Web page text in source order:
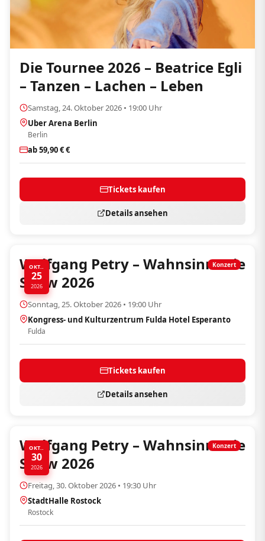
Die Tournee 2026 – Beatrice Egli
– Tanzen – Lachen – Leben
Samstag, 24. Oktober 2026 • 19:00 Uhr
Uber Arena Berlin
Berlin
ab 59,90 € €
Tickets kaufen
Details ansehen
OKT..
25
2026
Konzert
Wolfgang Petry – Wahnsinn! Die
Show 2026
Sonntag, 25. Oktober 2026 • 19:00 Uhr
Kongress- und Kulturzentrum Fulda Hotel Esperanto
Fulda
Tickets kaufen
Details ansehen
OKT..
30
2026
Konzert
Wolfgang Petry – Wahnsinn! Die
Show 2026
Freitag, 30. Oktober 2026 • 19:30 Uhr
StadtHalle Rostock
Rostock